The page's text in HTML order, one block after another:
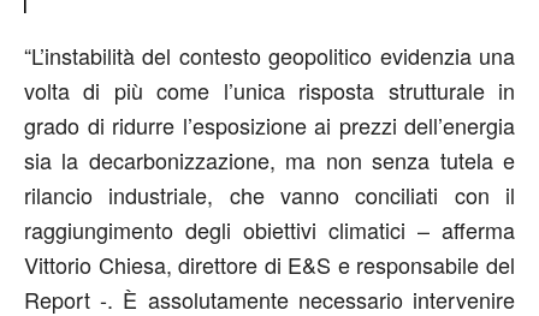
“L’instabilità del contesto geopolitico evidenzia una
volta di più come l’unica risposta strutturale in
grado di ridurre l’esposizione ai prezzi dell’energia
sia la decarbonizzazione, ma non senza tutela e
rilancio industriale, che vanno conciliati con il
raggiungimento degli obiettivi climatici – afferma
Vittorio Chiesa, direttore di E&S e responsabile del
Report -. È assolutamente necessario intervenire